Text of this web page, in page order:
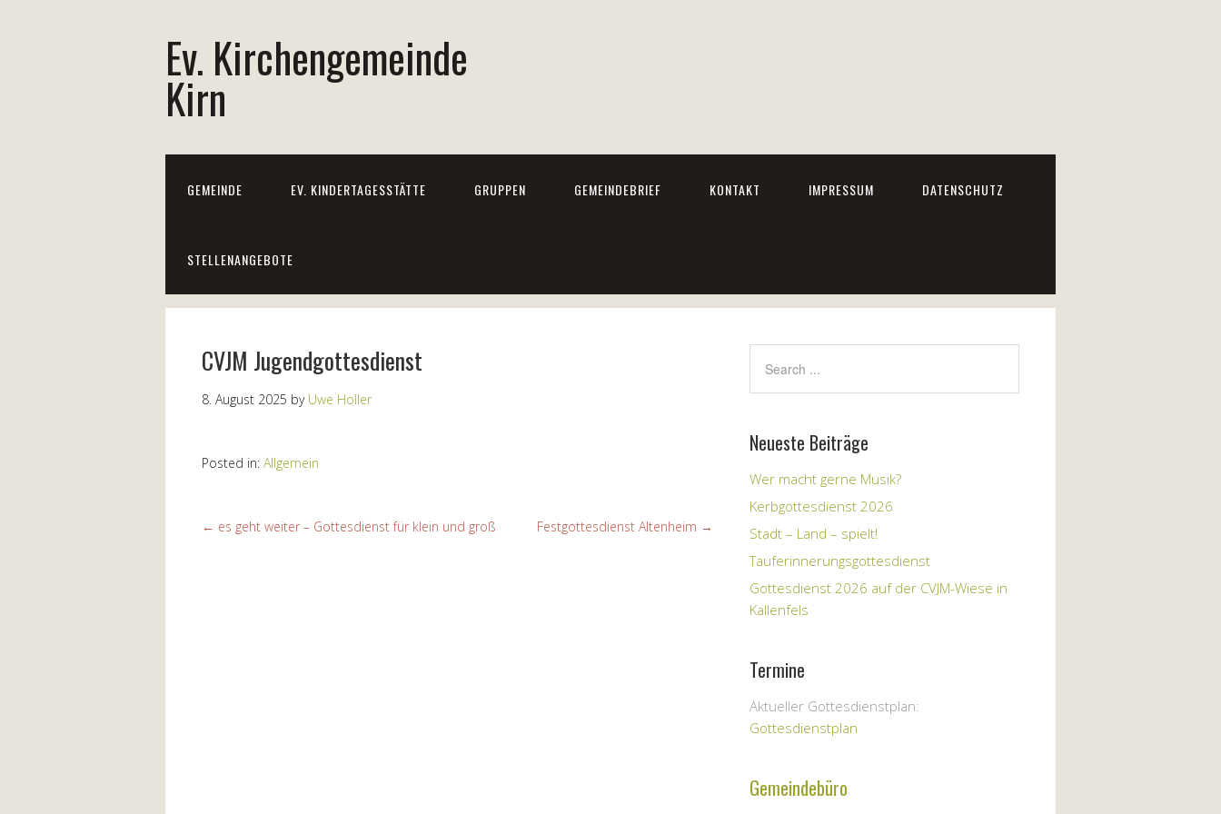
Ev. Kirchengemeinde
Kirn
GEMEINDE EV. KINDERTAGESSTÄTTE GRUPPEN GEMEINDEBRIEF KONTAKT IMPRESSUM DATENSCHUTZ
STELLENANGEBOTE
CVJM Jugendgottesdienst
8. August 2025 by Uwe Holler
Posted in: Allgemein
← es geht weiter – Gottesdienst für klein und groß Festgottesdienst Altenheim →
Neueste Beiträge
Wer macht gerne Musik?
Kerbgottesdienst 2026
Stadt – Land – spielt!
Tauferinnerungsgottesdienst
Gottesdienst 2026 auf der CVJM-Wiese in
Kallenfels
Termine
Aktueller Gottesdienstplan:
Gottesdienstplan
Gemeindebüro